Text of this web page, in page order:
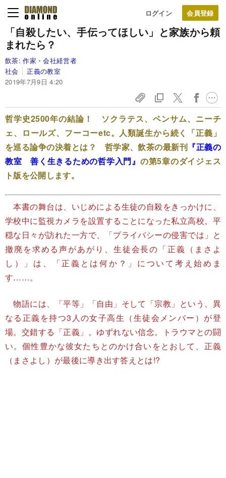
ログイン
「自殺したい、手伝ってほしい」と家族から頼
まれたら？
飲茶:作家・会社経営者
社会
正義の教室
2019年7月9日 4:20
哲学史2500年の結論！ ソクラテス、ベンサム、ニーチ
ェ、ロールズ、フーコーetc。人類誕生から続く「正義」
を巡る論争の決着とは？ 哲学家、飲茶の最新刊 『正義の
教室 善く生きるための哲学入門』 の第5章のダイジェス
ト版を公開します。
本書の舞台は、いじめによる生徒の自殺をきっかけに、
学校中に監視カメラを設置することになった私立高校。平
穏な日々が訪れた一方で、「プライバシーの侵害では」と
撤廃を求める声があがり、生徒会長の「正義（まさよ
し）」は、「正義とは何か？」について考え始めま
す……。
物語には、「平等」「自由」そして「宗教」という、異
なる正義を持つ3人の女子高生（生徒会メンバー）が登
場。交錯する「正義」。ゆずれない信念。トラウマとの闘
い。個性豊かな彼女たちとのかけ合いをとおして、正義
（まさよし）が最後に導き出す答えとは!?